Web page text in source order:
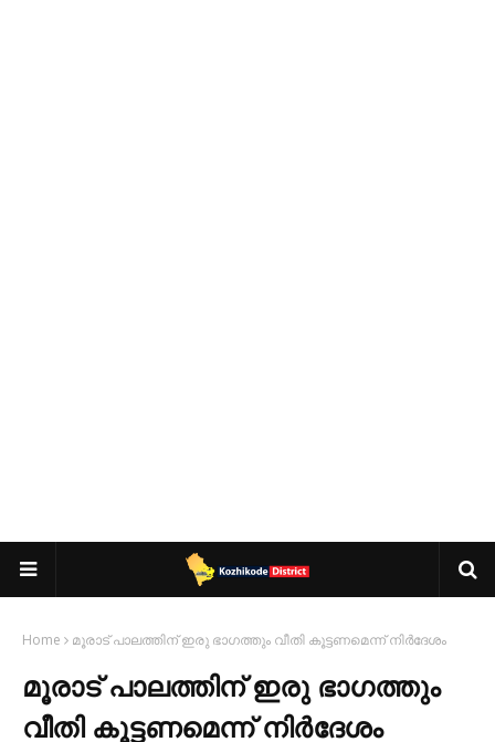
Home മൂരാട് പാലത്തിന് ഇരു ഭാഗത്തും വീതി കൂട്ടണമെന്ന് നിര്‍ദേശം
മൂരാട് പാലത്തിന് ഇരു ഭാഗത്തും
വീതി കൂട്ടണമെന്ന് നിര്‍ദേശം